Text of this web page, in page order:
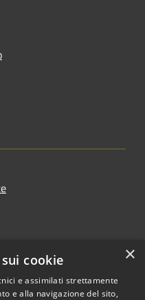
×
cookie
e assimilati strettamente
e alla navigazione del sito,